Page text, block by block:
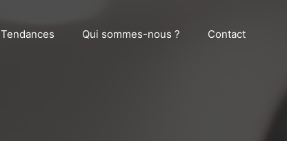
Tendances Qui sommes-nous ? Contact